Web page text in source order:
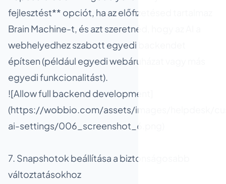
fejlesztést** opciót, ha az előfizetésed tartalmaz
Brain Machine-t, és azt szeretnéd, hogy az AI a
webhelyedhez szabott egyedi backendet
építsen (például egyedi webáruházat vagy más
egyedi funkcionalitást).
![Allow full backend development]
(https://wobbio.com/assets/images/helpdesk/
ai-settings/006_screenshot_6.png)
7. Snapshotok beállítása a biztonságosabb
változtatásokhoz